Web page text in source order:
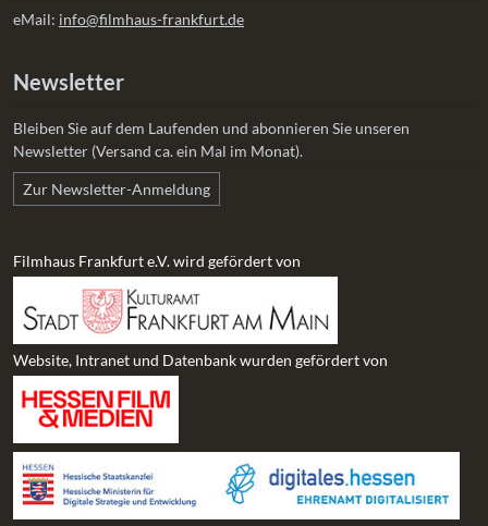
eMail: info@filmhaus-frankfurt.de
Newsletter
Bleiben Sie auf dem Laufenden und abonnieren Sie unseren
Newsletter (Versand ca. ein Mal im Monat).
Zur Newsletter-Anmeldung
Filmhaus Frankfurt e.V. wird gefördert von
Website, Intranet und Datenbank wurden gefördert von